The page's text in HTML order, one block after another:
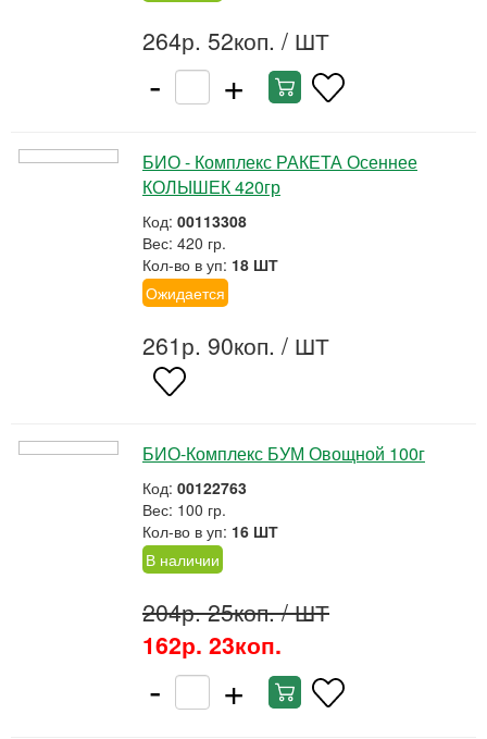
264р. 52коп. / ШТ
- +
БИО - Комплекс РАКЕТА Осеннее
КОЛЫШЕК 420гр
Код: 00113308
Вес: 420 гр.
Кол-во в уп: 18 ШТ
Ожидается
261р. 90коп. / ШТ
БИО-Комплекс БУМ Овощной 100г
Код: 00122763
Вес: 100 гр.
Кол-во в уп: 16 ШТ
В наличии
204р. 25коп./ ШТ
162р. 23коп.
- +